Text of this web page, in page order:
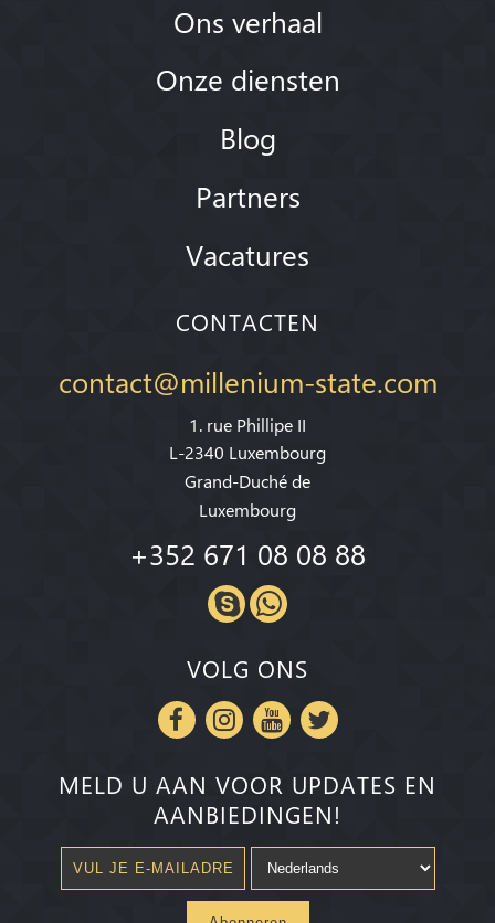
Ons verhaal
Onze diensten
Blog
Partners
Vacatures
CONTACTEN
contact@millenium-state.com
1. rue Phillipe II
L-2340 Luxembourg
Grand-Duché de
Luxembourg
+352 671 08 08 88
VOLG ONS
MELD U AAN VOOR UPDATES EN
AANBIEDINGEN!